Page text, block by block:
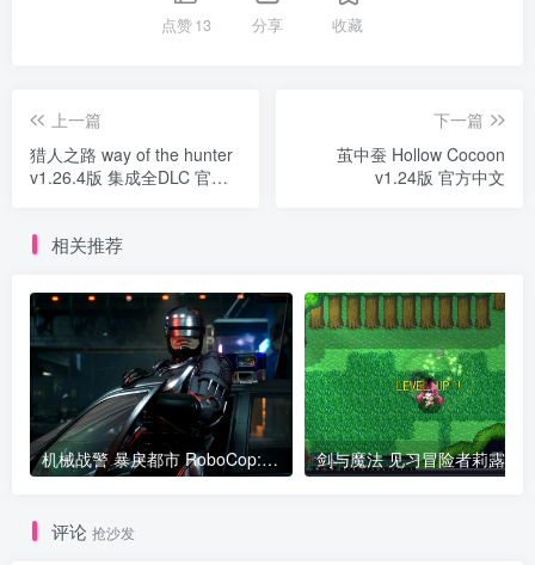
点赞13 分享 收藏
上一篇
猎人之路 way of the hunter
v1.26.4版 集成全DLC 官方
下一篇
茧中蚕 Hollow Cocoon
v1.24版 官方中文
相关推荐
机械战警 暴戾都市 RoboCop: Rogue City v00.014.056版|集成全DLC 官方中文
评论 抢沙发